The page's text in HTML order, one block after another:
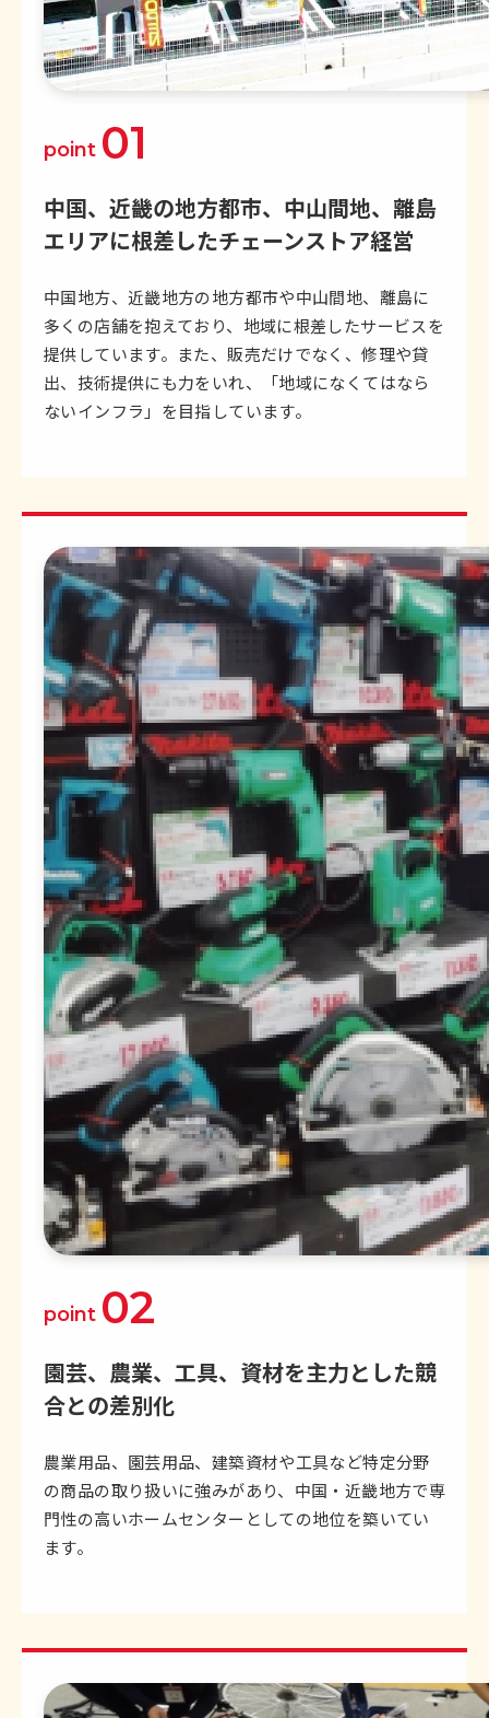
point 01
中国、近畿の地方都市、中山間地、離島
エリアに根差したチェーンストア経営
中国地方、近畿地方の地方都市や中山間地、離島に
多くの店舗を抱えており、地域に根差したサービスを
提供しています。また、販売だけでなく、修理や貸
出、技術提供にも力をいれ、「地域になくてはなら
ないインフラ」を目指しています。
point 02
園芸、農業、工具、資材を主力とした競
合との差別化
農業用品、園芸用品、建築資材や工具など特定分野
の商品の取り扱いに強みがあり、中国・近畿地方で専
門性の高いホームセンターとしての地位を築いてい
ます。